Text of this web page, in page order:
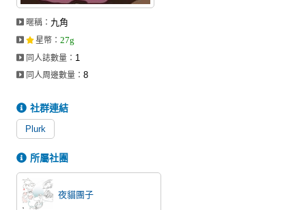
暱稱： 九角
星幣 ：27g
同人誌數量： 1
同人周邊數量：8
社群連結
Plurk
所屬社團
夜貓團子